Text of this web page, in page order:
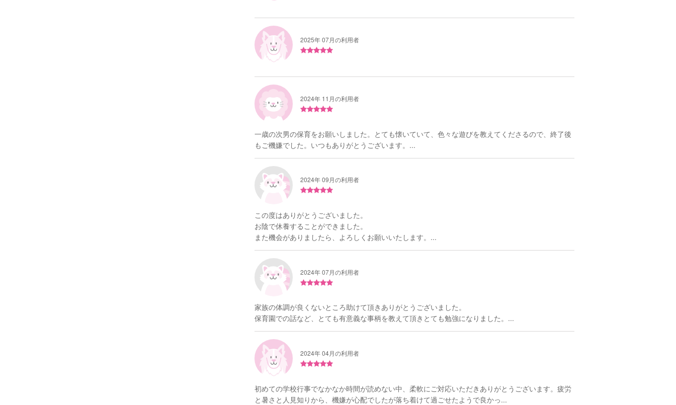
2025年 07月の利用者
2024年 11月の利用者
一歳の次男の保育をお願いしました。とても懐いていて、色々な遊びを教えてくださるので、終了後
もご機嫌でした。いつもありがとうございます。...
2024年 09月の利用者
この度はありがとうございました。
お陰で休養することができました。
また機会がありましたら、よろしくお願いいたします。...
2024年 07月の利用者
家族の体調が良くないところ助けて頂きありがとうございました。
保育園での話など、とても有意義な事柄を教えて頂きとても勉強になりました。...
2024年 04月の利用者
初めての学校行事でなかなか時間が読めない中、柔軟にご対応いただきありがとうございます。疲労
と暑さと人見知りから、機嫌が心配でしたが落ち着けて過ごせたようで良かっ...